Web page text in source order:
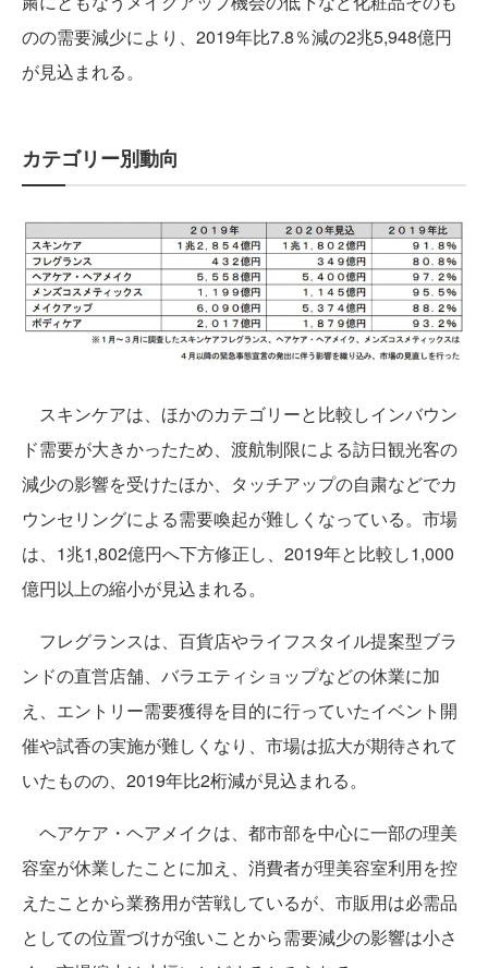
のの需要減少により、2019年比7.8％減の2兆5,948億円
が見込まれる。
カテゴリー別動向
スキンケアは、ほかのカテゴリーと比較しインバウン
ド需要が大きかったため、渡航制限による訪日観光客の
減少の影響を受けたほか、タッチアップの自粛などでカ
ウンセリングによる需要喚起が難しくなっている。市場
は、1兆1,802億円へ下方修正し、2019年と比較し1,000
億円以上の縮小が見込まれる。
フレグランスは、百貨店やライフスタイル提案型ブラ
ンドの直営店舗、バラエティショップなどの休業に加
え、エントリー需要獲得を目的に行っていたイベント開
催や試香の実施が難しくなり、市場は拡大が期待されて
いたものの、2019年比2桁減が見込まれる。
ヘアケア・ヘアメイクは、都市部を中心に一部の理美
容室が休業したことに加え、消費者が理美容室利用を控
えたことから業務用が苦戦しているが、市販用は必需品
としての位置づけが強いことから需要減少の影響は小さ